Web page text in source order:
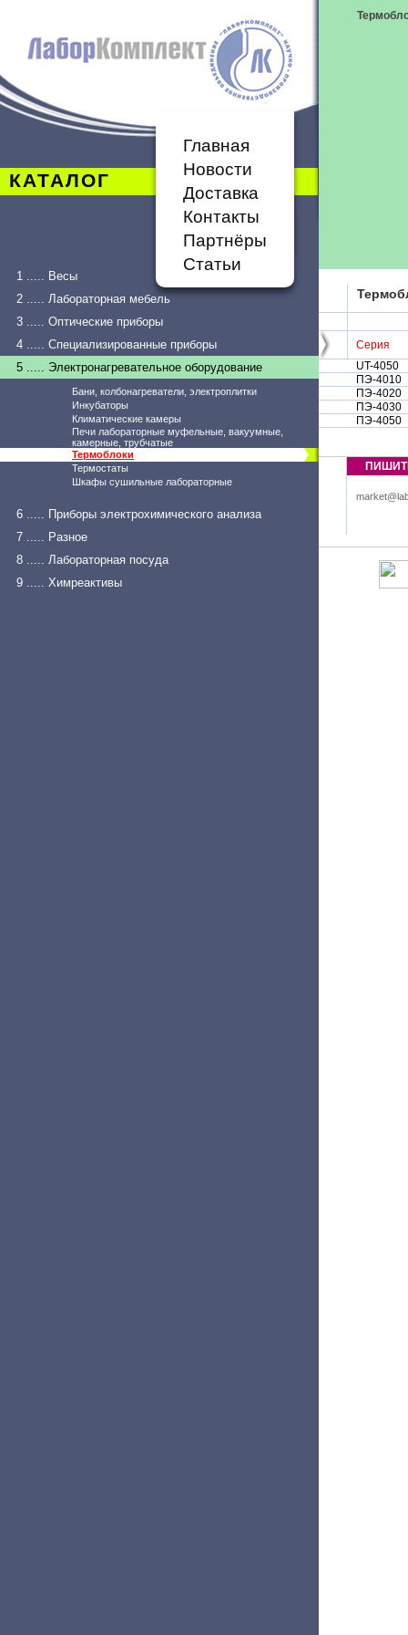
КАТАЛОГ
Главная
Новости
Доставка
Контакты
Партнёры
Статьи
1 ..... Весы
2 ..... Лабораторная мебель
3 ..... Оптические приборы
4 ..... Специализированные приборы
5 ..... Электронагревательное оборудование
Бани, колбонагреватели, электроплитки
Инкубаторы
Климатические камеры
Печи лабораторные муфельные, вакуумные,
камерные, трубчатые
Термоблоки
Термостаты
Шкафы сушильные лабораторные
6 ..... Приборы электрохимического анализа
7 ..... Разное
8 ..... Лабораторная посуда
9 ..... Химреактивы
Серия
UT-4050
ПЭ-4010
ПЭ-4020
ПЭ-4030
ПЭ-4050